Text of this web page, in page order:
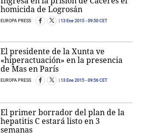
homicida de Logrosán
EUROPA PRESS 13 Ene 2015 - 09:50 CET
El presidente de la Xunta ve
«hiperactuación» en la presencia
de Mas en París
EUROPA PRESS 13 Ene 2015 - 09:56 CET
El primer borrador del plan de la
hepatitis C estará listo en 3
semanas